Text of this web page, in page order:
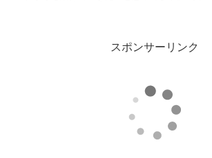
スポンサーリンク